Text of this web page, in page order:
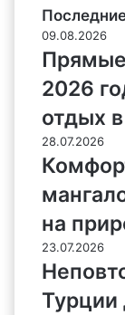
09.08.2026
2026
отдых
28.07.2026
на
23.07.2026
Турции